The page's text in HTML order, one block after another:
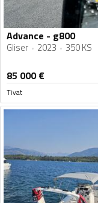
Advance - g800
Gliser 2023 350 KS
85 000€
Tivat